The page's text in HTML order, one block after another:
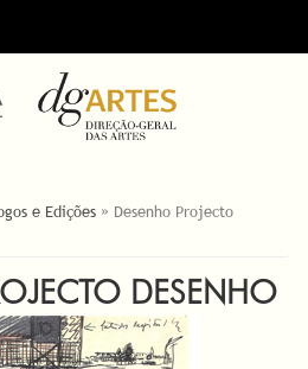
e Edições » Desenho Projecto
DESENHO